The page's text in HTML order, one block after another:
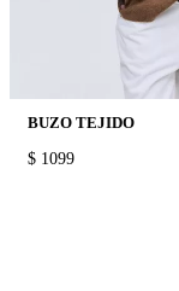
BUZO TEJIDO
PRICE:
$ 1099